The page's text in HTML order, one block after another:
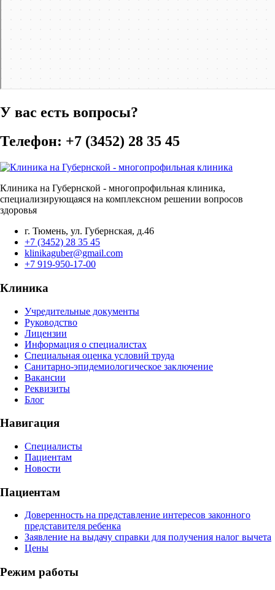
У вас есть вопросы?
Телефон: +7 (3452) 28 35 45
Клиника на Губернской - многопрофильная клиника,
специализирующаяся на комплексном решении вопросов
здоровья
г. Тюмень, ул. Губернская, д.46
+7 (3452) 28 35 45
klinikaguber@gmail.com
+7 919-950-17-00
Клиника
Учредительные документы
Руководство
Лицензии
Информация о специалистах
Специальная оценка условий труда
Санитарно-эпидемиологическое заключение
Вакансии
Реквизиты
Блог
Навигация
Специалисты
Пациентам
Новости
Пациентам
Доверенность на представление интересов законного
представителя ребенка
Заявление на выдачу справки для получения налог вычета
Цены
Режим работы